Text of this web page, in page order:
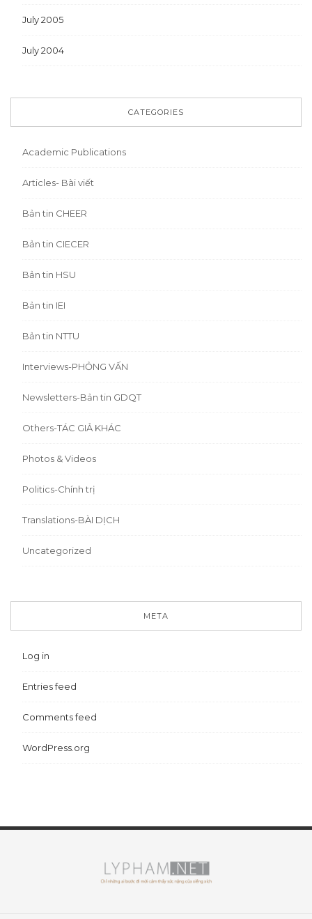
July 2005
July 2004
CATEGORIES
Academic Publications
Articles- Bài viết
Bản tin CHEER
Bản tin CIECER
Bản tin HSU
Bản tin IEI
Bản tin NTTU
Interviews-PHỎNG VẤN
Newsletters-Bản tin GDQT
Others-TÁC GIẢ KHÁC
Photos & Videos
Politics-Chính trị
Translations-BÀI DỊCH
Uncategorized
META
Log in
Entries feed
Comments feed
WordPress.org